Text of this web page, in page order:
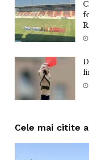
Cele mai citite